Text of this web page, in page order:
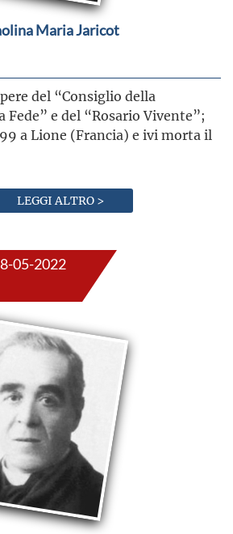
Maria Jaricot
del “Consiglio della
Fede” e del “Rosario Vivente”;
a Lione (Francia) e ivi morta il
LEGGI ALTRO >
05-2022